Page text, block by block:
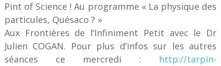
Pint of Science ! Au programme « La physique des
particules, Quésaco ? »
Aux Frontières de l’Infiniment Petit avec le Dr
Julien COGAN. Pour plus d’infos sur les autres
séances ce mercredi : http://tarpin-